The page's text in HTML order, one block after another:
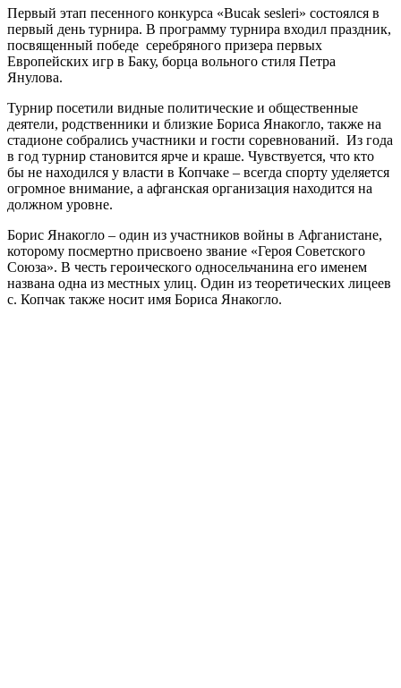
Первый этап песенного конкурса «Bucak sesleri» состоялся в
первый день турнира. В программу турнира входил праздник,
посвященный победе серебряного призера первых
Европейских игр в Баку, борца вольного стиля Петра
Янулова.
Турнир посетили видные политические и общественные
деятели, родственники и близкие Бориса Янакогло, также на
стадионе собрались участники и гости соревнований. Из года
в год турнир становится ярче и краше. Чувствуется, что кто
бы не находился у власти в Копчаке – всегда спорту уделяется
огромное внимание, а афганская организация находится на
должном уровне.
Борис Янакогло – один из участников войны в Афганистане,
которому посмертно присвоено звание «Героя Советского
Союза». В честь героического односельчанина его именем
названа одна из местных улиц. Один из теоретических лицеев
с. Копчак также носит имя Бориса Янакогло.